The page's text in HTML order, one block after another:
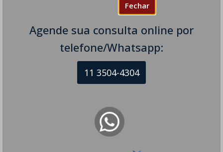
Fechar
Agende sua consulta online por
telefone/Whatsapp:
11 3504-4304